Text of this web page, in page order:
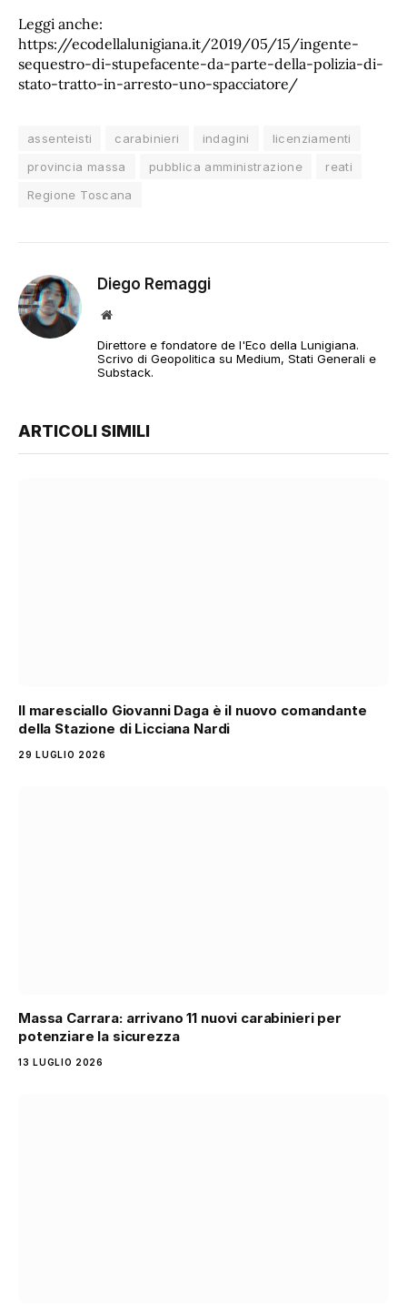
Leggi anche:
https://ecodellalunigiana.it/2019/05/15/ingente-
sequestro-di-stupefacente-da-parte-della-polizia-di-
stato-tratto-in-arresto-uno-spacciatore/
assenteisti carabinieri indagini
licenziamenti
provincia massa
pubblica amministrazione
reati
Regione Toscana
Diego Remaggi
Sito
Direttore e fondatore de l'Eco della Lunigiana.
Scrivo di Geopolitica su Medium, Stati Generali e
Substack.
ARTICOLI SIMILI
Il maresciallo Giovanni Daga è il nuovo comandante
della Stazione di Licciana Nardi
29 LUGLIO 2026
Massa Carrara: arrivano 11 nuovi carabinieri per
potenziare la sicurezza
13 LUGLIO 2026